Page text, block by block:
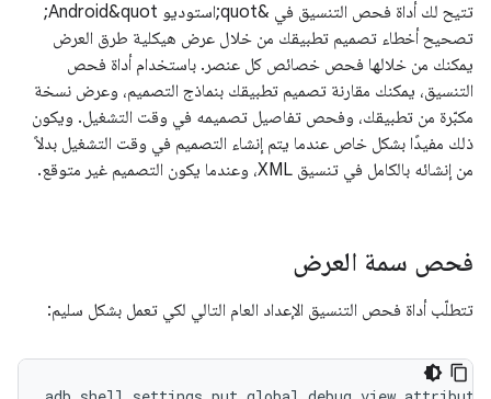
تتيح لك أداة فحص التنسيق في &quot;استوديو Android&quot;
تصحيح أخطاء تصميم تطبيقك من خلال عرض هيكلية طرق العرض
يمكنك من خلالها فحص خصائص كل عنصر. باستخدام أداة فحص
التنسيق، يمكنك مقارنة تصميم تطبيقك بنماذج التصميم، وعرض نسخة
مكبّرة من تطبيقك، وفحص تفاصيل تصميمه في وقت التشغيل. ويكون
ذلك مفيدًا بشكل خاص عندما يتم إنشاء التصميم في وقت التشغيل بدلاً
من إنشائه بالكامل في تنسيق XML، وعندما يكون التصميم غير متوقع.
فحص سمة العرض
تتطلّب أداة فحص التنسيق الإعداد العام التالي لكي تعمل بشكل سليم: